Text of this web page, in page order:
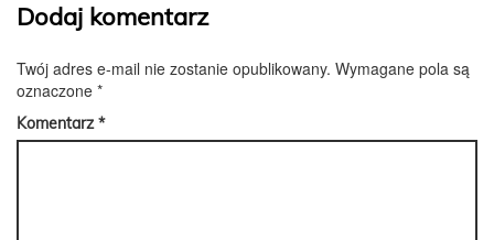
Dodaj komentarz
Twój adres e-mail nie zostanie opublikowany. Wymagane pola są
oznaczone *
Komentarz*